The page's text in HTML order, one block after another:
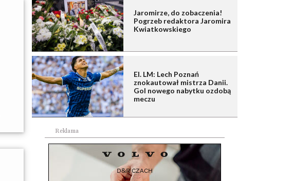
Jaromirze, do zobaczenia!
Pogrzeb redaktora Jaromira
Kwiatkowskiego
El. LM: Lech Poznań
znokautował mistrza Danii.
Gol nowego nabytku ozdobą
meczu
Reklama